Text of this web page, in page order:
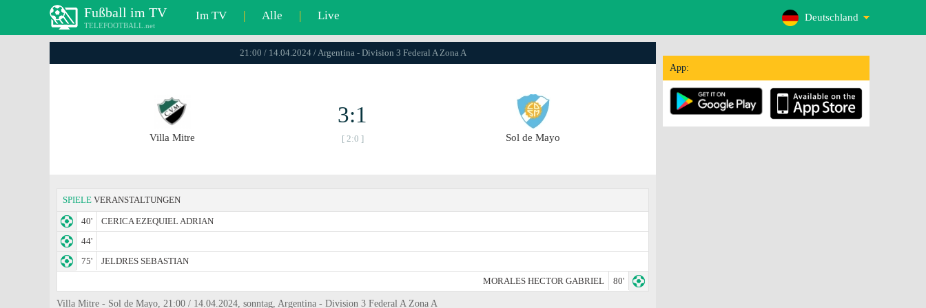
Fußball im TV
TELEFOOTBALL.net
Im TV | Alle | Live Deutschland
App:
21:00 / 14.04.2024 / Argentina - Division 3 Federal A Zona A
Villa Mitre
3:1
[ 2:0 ] Sol de Mayo
SPIELE VERANSTALTUNGEN
40'
CERICA EZEQUIEL ADRIAN
44'
75'
JELDRES SEBASTIAN
MORALES HECTOR GABRIEL
80'
Villa Mitre - Sol de Mayo, 21:00 / 14.04.2024, sonntag, Argentina - Division 3 Federal A Zona A